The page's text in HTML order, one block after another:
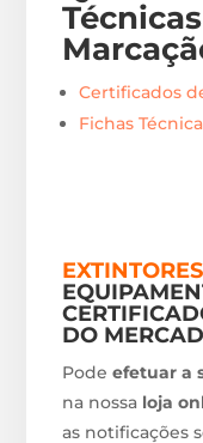
Certificados
Fichas
DO
Podeefetuar a
na nossa loja
as notificações